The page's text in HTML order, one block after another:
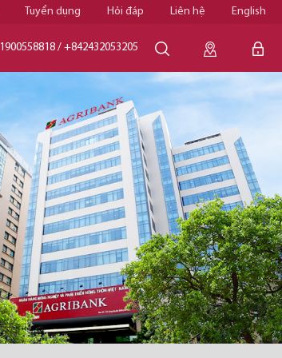
Tuyển dụng Hỏi đáp Liên hệ English
1900558818 / +842432053205